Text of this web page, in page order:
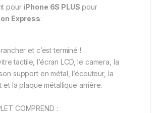
pour iPhone 6S PLUS pour
Express:
et c’est terminé !
tactile, l’écran LCD, le camera, la
support en métal, l’écouteur, la
et la plaque métallique arrière.
COMPREND :